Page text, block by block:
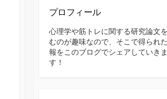
プロフィール
心理学や筋トレに関する研究論文
むのが趣味なので、そこで得られ
報をこのブログでシェアしていきま
す！